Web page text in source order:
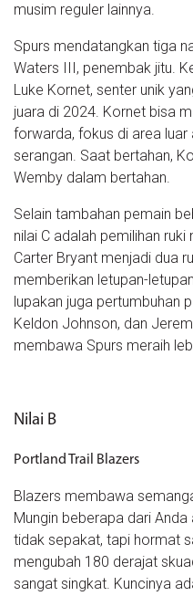
musim reguler lainnya.
Spurs mendatangkan tiga
Waters III, penembak jitu.
Luke Kornet, senter unik
juara di 2024. Kornet bisa
forwarda, fokus di area
serangan. Saat bertahan,
Wemby dalam bertahan.
Selain tambahan pemain
nilai C adalah pemilihan
Carter Bryant menjadi dua
memberikan letupan-
lupakan juga pertumbuhan
Keldon Johnson, dan
membawa Spurs meraih
Nilai B
Portland Trail Blazers
Blazers membawa
Mungin beberapa dari
tidak sepakat, tapi hormat
mengubah 180 derajat
sangat singkat. Kuncinya